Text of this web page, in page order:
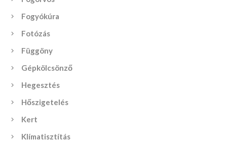
Fogyókúra
Fotózás
Függöny
Gépkölcsönző
Hegesztés
Hőszigetelés
Kert
Klímatisztítás